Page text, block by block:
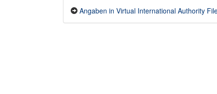
Angaben in Virtual International Authority